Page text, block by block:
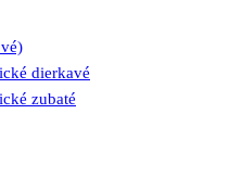
dierkavé
zubaté